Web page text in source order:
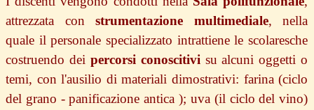
attrezzata construmentazione multimediale, nella
quale il personale specializzato intrattiene le scolaresche
costruendo dei percorsi conoscitivi su alcuni oggetti o
temi, con l'ausilio di materiali dimostrativi: farina (ciclo
del grano - panificazione antica ); uva (il ciclo del vino)